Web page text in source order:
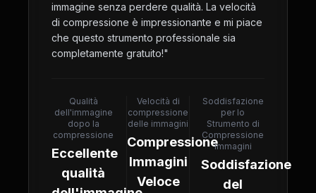
immagine senza perdere qualità. La velocità
di compressione è impressionante e mi piace
che questo strumento professionale sia
completamente gratuito!"
Qualità
dell'immagine
dopo la
compressione
Eccellente
qualità
Velocità di
compressione
delle immagini
Compressione
Immagini
Veloce
Soddisfazione
per lo
Strumento di
Compressione
Immagini
Soddisfazione
del